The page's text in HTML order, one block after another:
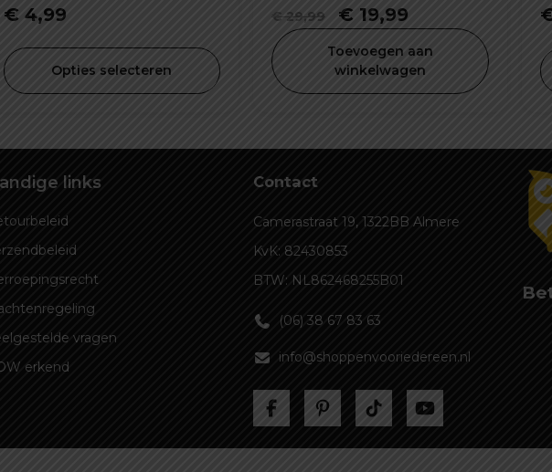
rijden
€4,99
Opties selecteren
schokbestendig
€29,99
Oorspronkelijke
was:
€ 29,99.
€ 19,99
is:
€ 19,99.
Toevoegen aan
winkelwagen
links
vragen
erkend
Contact
Camerastraat 19, 1322BB Almere
KvK: 82430853
BTW: NL862468255B01
(06) 38 67 83 63
info@shoppenvooriedereen.nl